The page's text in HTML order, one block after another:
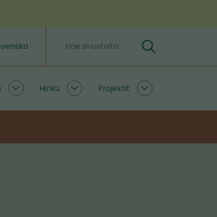
Hakusanat Hae
Ilmastoratkaisuja
Hinku
Hinku
Projektit
Projektit